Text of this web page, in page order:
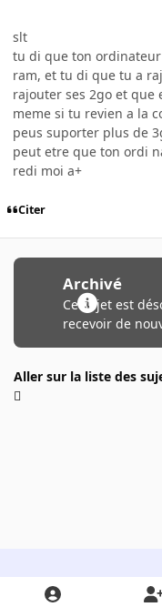
slt
tu di que ton
ram, et tu di que tu a
rajouter ses 2go et que
meme si tu revien a la
peus suporter plus de
peut etre que ton ordi
redi moi a+
Citer
Archivé
Ce sujet est
recevoir de
Aller sur la liste des
Light ModeDark ModeSystem